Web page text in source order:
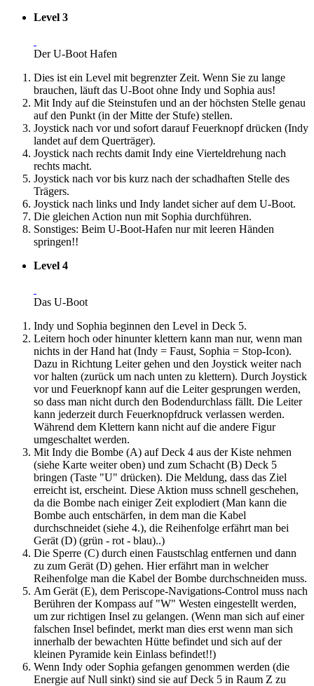
Level 3
Der U-Boot Hafen
Dies ist ein Level mit begrenzter Zeit. Wenn Sie zu lange
brauchen, läuft das U-Boot ohne Indy und Sophia aus!
Mit Indy auf die Steinstufen und an der höchsten Stelle genau
auf den Punkt (in der Mitte der Stufe) stellen.
Joystick nach vor und sofort darauf Feuerknopf drücken (Indy
landet auf dem Querträger).
Joystick nach rechts damit Indy eine Vierteldrehung nach
rechts macht.
Joystick nach vor bis kurz nach der schadhaften Stelle des
Trägers.
Joystick nach links und Indy landet sicher auf dem U-Boot.
Die gleichen Action nun mit Sophia durchführen.
Sonstiges: Beim U-Boot-Hafen nur mit leeren Händen
springen!!
Level 4
Das U-Boot
Indy und Sophia beginnen den Level in Deck 5.
Leitern hoch oder hinunter klettern kann man nur, wenn man
nichts in der Hand hat (Indy = Faust, Sophia = Stop-Icon).
Dazu in Richtung Leiter gehen und den Joystick weiter nach
vor halten (zurück um nach unten zu klettern). Durch Joystick
vor und Feuerknopf kann auf die Leiter gesprungen werden,
so dass man nicht durch den Bodendurchlass fällt. Die Leiter
kann jederzeit durch Feuerknopfdruck verlassen werden.
Während dem Klettern kann nicht auf die andere Figur
umgeschaltet werden.
Mit Indy die Bombe (A) auf Deck 4 aus der Kiste nehmen
(siehe Karte weiter oben) und zum Schacht (B) Deck 5
bringen (Taste "U" drücken). Die Meldung, dass das Ziel
erreicht ist, erscheint. Diese Aktion muss schnell geschehen,
da die Bombe nach einiger Zeit explodiert (Man kann die
Bombe auch entschärfen, in dem man die Kabel
durchschneidet (siehe 4.), die Reihenfolge erfährt man bei
Gerät (D) (grün - rot - blau)..)
Die Sperre (C) durch einen Faustschlag entfernen und dann
zu zum Gerät (D) gehen. Hier erfährt man in welcher
Reihenfolge man die Kabel der Bombe durchschneiden muss.
Am Gerät (E), dem Periscope-Navigations-Control muss nach
Berühren der Kompass auf "W" Westen eingestellt werden,
um zur richtigen Insel zu gelangen. (Wenn man sich auf einer
falschen Insel befindet, merkt man dies erst wenn man sich
innerhalb der bewachten Hütte befindet und sich auf der
kleinen Pyramide kein Einlass befindet!!)
Wenn Indy oder Sophia gefangen genommen werden (die
Energie auf Null sinkt) sind sie auf Deck 5 in Raum Z zu